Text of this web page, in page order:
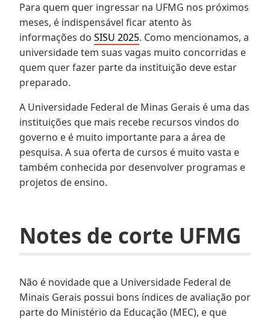
Para quem quer ingressar na UFMG nos próximos
meses, é indispensável ficar atento às
informações do SISU 2025. Como mencionamos, a
universidade tem suas vagas muito concorridas e
quem quer fazer parte da instituição deve estar
preparado.
A Universidade Federal de Minas Gerais é uma das
instituições que mais recebe recursos vindos do
governo e é muito importante para a área de
pesquisa. A sua oferta de cursos é muito vasta e
também conhecida por desenvolver programas e
projetos de ensino.
Notes de corte UFMG
Não é novidade que a Universidade Federal de
Minais Gerais possui bons índices de avaliação por
parte do Ministério da Educação (MEC), e que